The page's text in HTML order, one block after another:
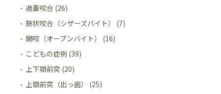
過蓋咬合 (26)
鋏状咬合（シザーズバイト） (7)
開咬（オープンバイト） (16)
こどもの症例 (39)
上下顎前突 (20)
上顎前突（出っ歯） (25)